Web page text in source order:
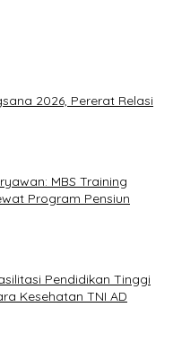
2026, Pererat Relasi
MBS Training
Program Pensiun
Pendidikan Tinggi
Kesehatan TNI AD